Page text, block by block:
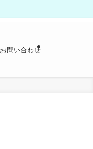
お問い合わせ